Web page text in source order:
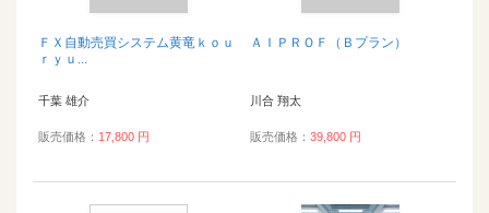
ＦＸ自動売買システム黄竜ｋｏｕ
ｒｙｕ...
千葉 雄介
販売価格： 17,800 円
ＡＩＰＲＯＦ（Ｂプラン）
川合 翔太
販売価格： 39,800 円